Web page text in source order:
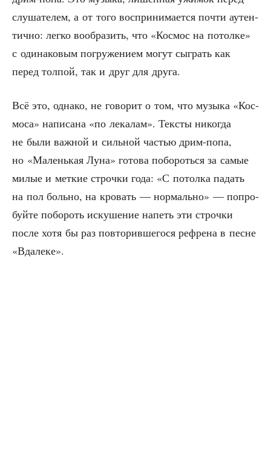
слу­ша­те­лем, а от того вос­при­ни­ма­ет­ся почти аутен­
тич­но: лег­ко вооб­ра­зить, что «Кос­мос на потол­ке»
с оди­на­ко­вым погру­же­ни­ем могут сыг­рать как
перед тол­пой, так и друг для друга.
Всё это, одна­ко, не гово­рит о том, что музы­ка «Кос­
мо­са» напи­са­на «по лека­лам». Тек­сты нико­гда
не были важ­ной и силь­ной частью дрим-попа,
но «Малень­кая Луна» гото­ва побо­роть­ся за самые
милые и мет­кие строч­ки года: «С потол­ка падать
на пол боль­но, на кро­вать — нор­маль­но» — попро­
буй­те побо­роть иску­ше­ние напеть эти строч­ки
после хотя бы раз повто­рив­ше­го­ся рефре­на в песне
«Вда­ле­ке».